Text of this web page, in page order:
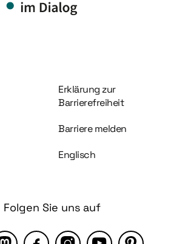
Information und Service
Erklärung zur
Barrierefreiheit
Barriere melden
Englisch
Folgen Sie uns auf